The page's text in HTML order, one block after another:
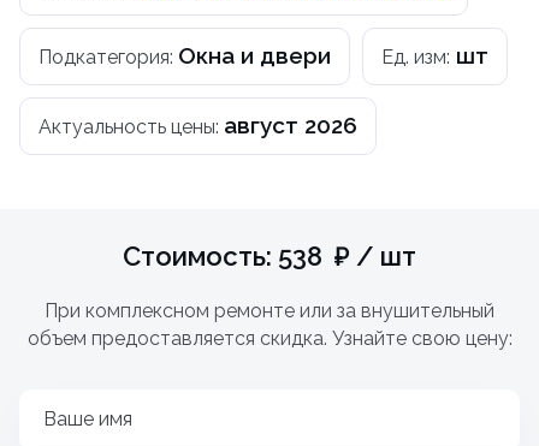
Подкатегория: Окна и двери Ед. изм: шт
Актуальность цены: август 2026
Стоимость: 538 ₽ / шт
При комплексном ремонте или за внушительный
объем предоставляется скидка. Узнайте свою цену:
Ваше имя